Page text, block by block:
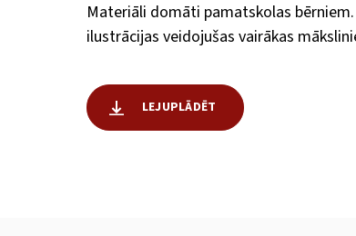
Materiāli domāti pamatskolas bērniem.
ilustrācijas veidojušas vairākas
LEJUPLĀDĒT